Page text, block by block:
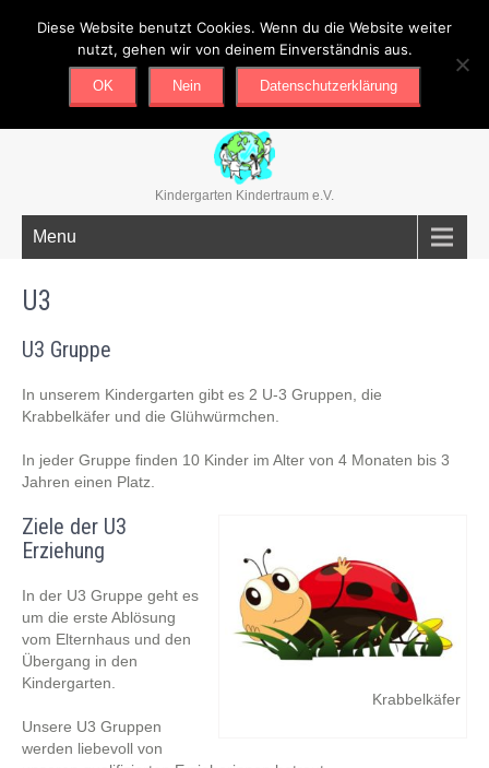
02351/679678 mail@kindergarten-kindertraum.de
Kindergarten Kindertraum e.V.
Menu
U3
U3 Gruppe
In unserem Kindergarten gibt es 2 U-3 Gruppen, die
Krabbelkäfer und die Glühwürmchen.
In jeder Gruppe finden 10 Kinder im Alter von 4 Monaten bis 3
Jahren einen Platz.
Krabbelkäfer
Ziele der U3
Erziehung
In der U3 Gruppe geht es
um die erste Ablösung
vom Elternhaus und den
Übergang in den
Kindergarten.
Unsere U3 Gruppen
werden liebevoll von
Diese Website benutzt Cookies. Wenn du die Website weiter
nutzt, gehen wir von deinem Einverständnis aus.
OK Nein Datenschutzerklärung